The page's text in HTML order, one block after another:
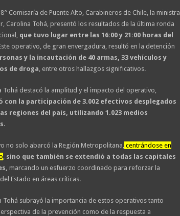
Comisaría de Puente Alto, Carabineros de Chile, la ministra
Carolina Tohá, presentó los resultados de la última ronda
que tuvo lugar entre las 16:00 y 21:00 horas del
operativo, de gran envergadura, resultó en la detención
y la incautación de 40 armas, 33 vehículos y
de droga, entre otros hallazgos significativos.
Tohá destacó la amplitud y el impacto del operativo,
con la participación de 3.002 efectivos desplegados
regiones del país, utilizando 1.023 medios
.
no solo abarcó la Región Metropolitana,centrándose en
, sino que también se extendió a todas las capitales
marcando un esfuerzo coordinado para reforzar la
Estado en áreas críticas.
Tohá subrayó la importancia de estos operativos tanto
de la prevención como de la respuesta a